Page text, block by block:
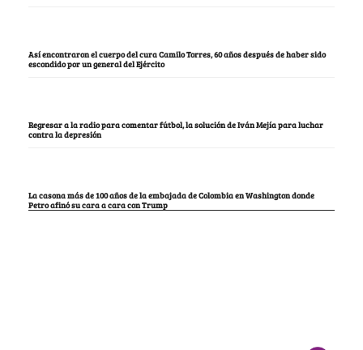
Así encontraron el cuerpo del cura Camilo Torres, 60 años después de haber sido
escondido por un general del Ejército
Regresar a la radio para comentar fútbol, la solución de Iván Mejía para luchar
contra la depresión
La casona más de 100 años de la embajada de Colombia en Washington donde
Petro afinó su cara a cara con Trump